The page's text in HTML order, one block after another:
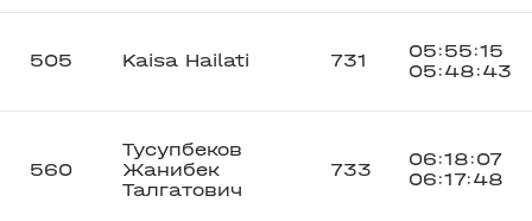
505 Kaisa Hailati 731
05:55:15
05:48:43
560
Тусупбеков
Жанибек
Талгатович
733
06:18:07
06:17:48